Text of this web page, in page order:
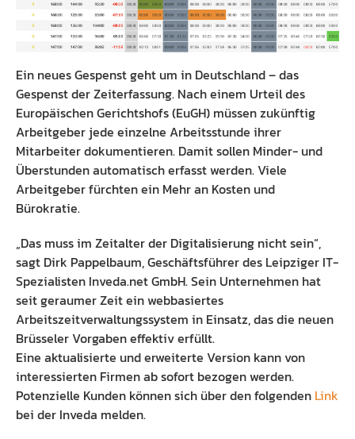
Preisliste
Ausbildung Fachinformatiker
Presse
Kontakt
Datenschutz
Ein neues Gespenst geht um in Deutschland – das
Gespenst der Zeiterfassung. Nach einem Urteil des
Europäischen Gerichtshofs (EuGH) müssen zukünftig
Arbeitgeber jede einzelne Arbeitsstunde ihrer
Mitarbeiter dokumentieren. Damit sollen Minder- und
Überstunden automatisch erfasst werden. Viele
Arbeitgeber fürchten ein Mehr an Kosten und
Bürokratie.
„Das muss im Zeitalter der Digitalisierung nicht sein“,
sagt Dirk Pappelbaum, Geschäftsführer des Leipziger IT-
Spezialisten Inveda.net GmbH. Sein Unternehmen hat
seit geraumer Zeit ein webbasiertes
Arbeitszeitverwaltungssystem in Einsatz, das die neuen
Brüsseler Vorgaben effektiv erfüllt.
Eine aktualisierte und erweiterte Version kann von
interessierten Firmen ab sofort bezogen werden.
Potenzielle Kunden können sich über den folgenden Link
bei der Inveda melden.